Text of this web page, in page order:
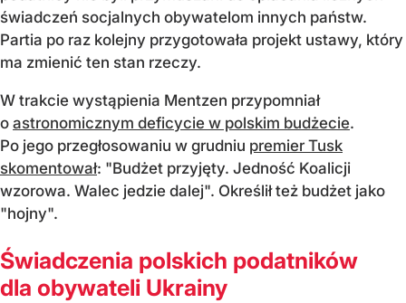
świadczeń socjalnych obywatelom innych państw.
Partia po raz kolejny przygotowała projekt ustawy, który
ma zmienić ten stan rzeczy.
W trakcie wystąpienia Mentzen przypomniał
o astronomicznym deficycie w polskim budżecie.
Po jego przegłosowaniu w grudniu premier Tusk
skomentował: "Budżet przyjęty. Jedność Koalicji
wzorowa. Walec jedzie dalej". Określił też budżet jako
"hojny".
Świadczenia polskich podatników
dla obywateli Ukrainy